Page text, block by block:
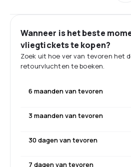
Wanneer is het beste
vliegtickets te kopen?
Zoek uit hoe ver van tevoren het
retourvluchten te boeken.
6 maanden van tevoren
3 maanden van tevoren
30 dagen van tevoren
7 dagen van tevoren